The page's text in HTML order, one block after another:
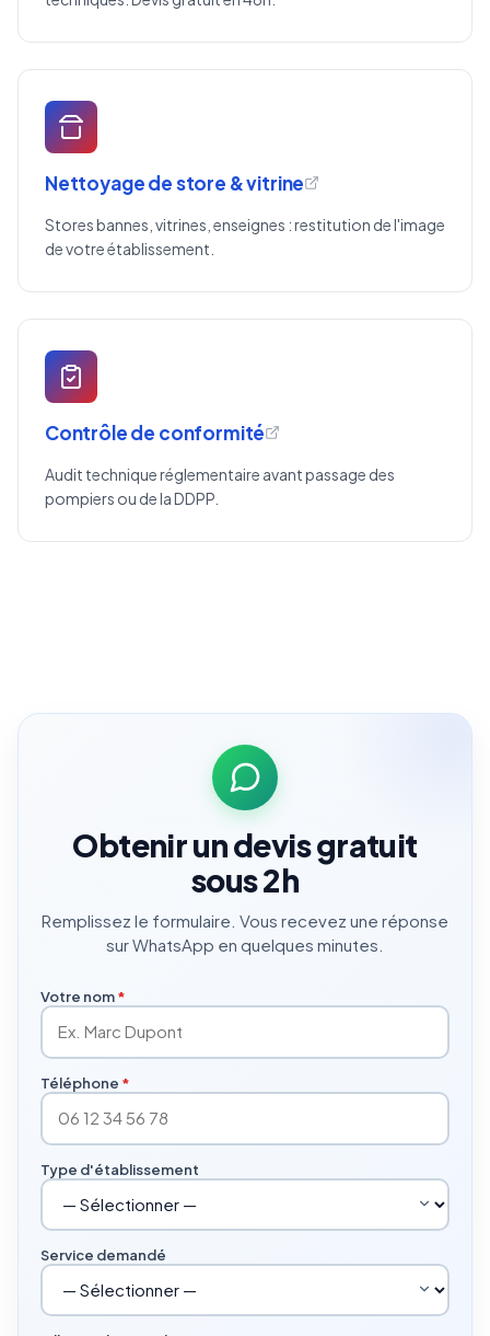
Nettoyage de store & vitrine
Stores bannes, vitrines, enseignes : restitution de l'image
de votre établissement.
Contrôle de conformité
Audit technique réglementaire avant passage des
pompiers ou de la DDPP.
Obtenir un devis gratuit
sous 2h
Remplissez le formulaire. Vous recevez une réponse
sur WhatsApp en quelques minutes.
Votre nom*
Téléphone *
Type d'établissement
Service demandé